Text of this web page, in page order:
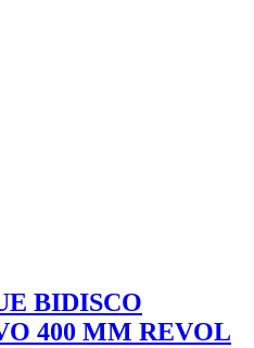
BIDISCO
400 MM REVOL